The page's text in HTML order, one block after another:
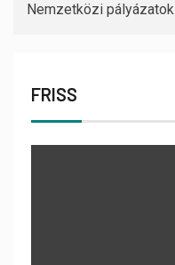
Nemzetközi pályázatok
FRISS